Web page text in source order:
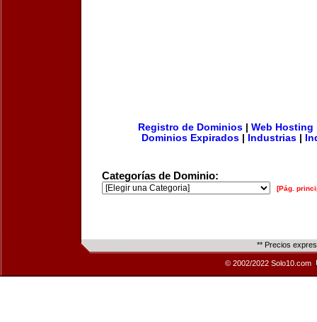
Registro de Dominios| Web Hosting
Dominios Expirados
Industrias
Categorías de Dominio:
[Pág.
** Precios
© 2002/2022 Solo10.com